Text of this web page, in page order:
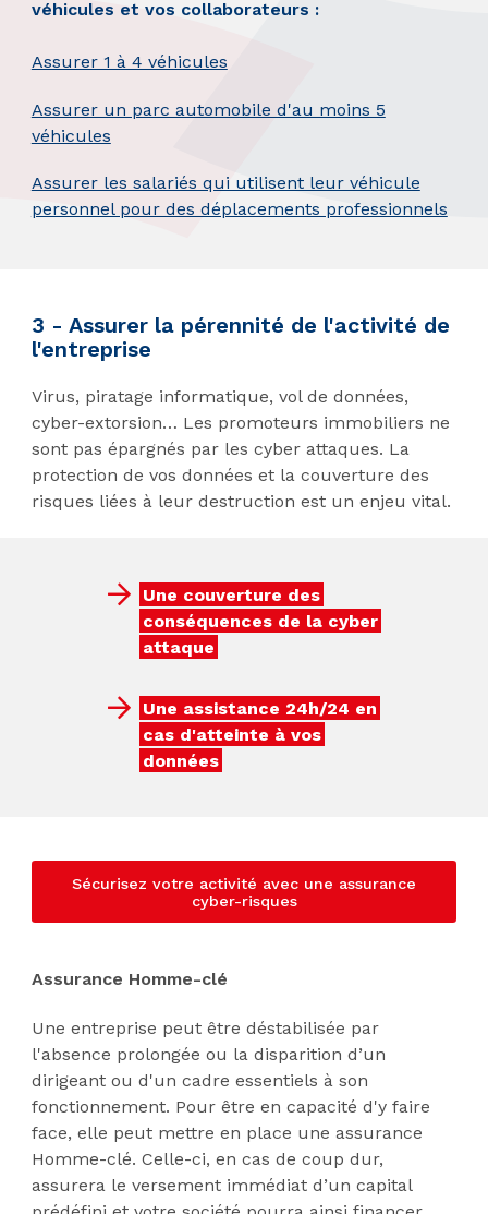
véhicules et vos collaborateurs :
Assurer 1 à 4 véhicules
Assurer un parc automobile d'au moins 5
véhicules
Assurer les salariés qui utilisent leur véhicule
personnel pour des déplacements professionnels
3 - Assurer la pérennité de l'activité de
l'entreprise
Virus, piratage informatique, vol de données,
cyber-extorsion… Les promoteurs immobiliers ne
sont pas épargnés par les cyber attaques. La
protection de vos données et la couverture des
risques liées à leur destruction est un enjeu vital.
Une couverture des
conséquences de la cyber
attaque
Une assistance 24h/24 en
cas d'atteinte à vos
données
Sécurisez votre activité avec une assurance
cyber-risques
Assurance Homme-clé
Une entreprise peut être déstabilisée par
l'absence prolongée ou la disparition d’un
dirigeant ou d'un cadre essentiels à son
fonctionnement. Pour être en capacité d'y faire
face, elle peut mettre en place une assurance
Homme-clé. Celle-ci, en cas de coup dur,
assurera le versement immédiat d’un capital